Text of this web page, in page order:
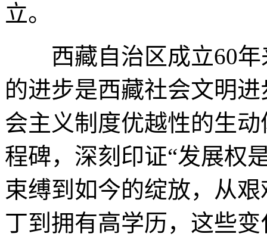
立。
西藏自治区成立60年
的进步是西藏社会文明
会主义制度优越性的生
程碑，深刻印证“发展权
束缚到如今的绽放，从
丁到拥有高学历，这些